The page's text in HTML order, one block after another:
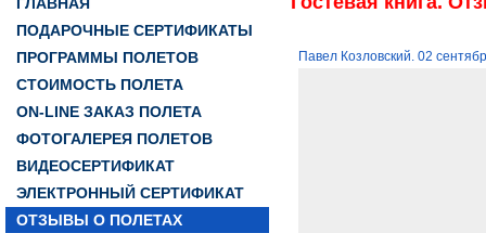
ПОДАРОЧНЫЕ СЕРТИФИКАТЫ
ПРОГРАММЫ ПОЛЕТОВ
СТОИМОСТЬ ПОЛЕТА
ON-LINE ЗАКАЗ ПОЛЕТА
ФОТОГАЛЕРЕЯ ПОЛЕТОВ
ВИДЕОСЕРТИФИКАТ
ЭЛЕКТРОННЫЙ СЕРТИФИКАТ
ОТЗЫВЫ О ПОЛЕТАХ
Павел Козловский. 02